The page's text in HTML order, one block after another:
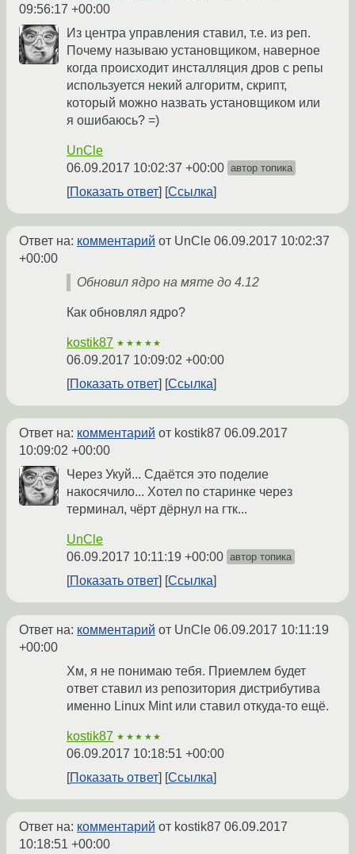
09:56:17 +00:00
Из центра управления ставил, т.е. из реп.
Почему называю установщиком, наверное
когда происходит инсталляция дров с репы
используется некий алгоритм, скрипт,
который можно назвать установщиком или
я ошибаюсь? =)
UnCle
06.09.2017 10:02:37 +00:00 автор топика
Показать ответ Ссылка
Ответ на: комментарий от UnCle 06.09.2017 10:02:37
+00:00
Обновил ядро на мяте до 4.12
Как обновлял ядро?
kostik87 ★★★★★
06.09.2017 10:09:02 +00:00
Показать ответ
Ссылка
Ответ на: комментарий от kostik87 06.09.2017
10:09:02 +00:00
Через Укуй... Сдаётся это поделие
накосячило... Хотел по старинке через
терминал, чёрт дёрнул на гтк...
UnCle
06.09.2017 10:11:19 +00:00 автор топика
Показать ответ Ссылка
Ответ на: комментарий от UnCle 06.09.2017 10:11:19
+00:00
Хм, я не понимаю тебя. Приемлем будет
ответ ставил из репозитория дистрибутива
именно Linux Mint или ставил откуда-то ещё.
kostik87 ★★★★★
06.09.2017 10:18:51 +00:00
Показать ответ
Ссылка
Ответ на: комментарий от kostik87 06.09.2017
10:18:51 +00:00